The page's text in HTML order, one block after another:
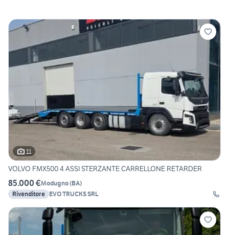
11
VOLVO FMX500 4 ASSI STERZANTE CARRELLONE RETARDER
85.000 €Modugno(BA)
Rivenditore EVO TRUCKS SRL